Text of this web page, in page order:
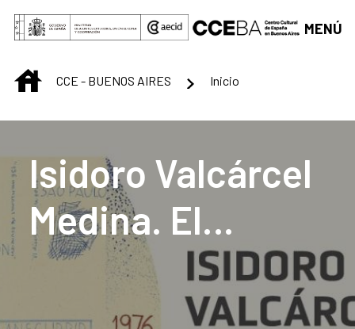
Saltar al contenido principal
MENÚ
INICIOCCE - BUENOS AIRES Inicio
Isidoro Valcárcel
Medina. El
transcurrir